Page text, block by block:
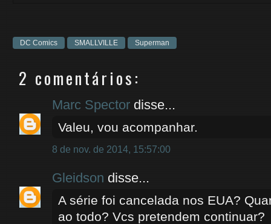
DC Comics SMALLVILLE Superman
2 comentários:
Marc Spector disse...
Valeu, vou acompanhar.
8 de nov. de 2014, 15:57:00
Gleidson disse...
A série foi cancelada nos EUA?
ao todo? Vcs pretendem continuar?